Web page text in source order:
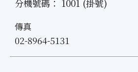
分機號碼： 1001 (掛號)
傳真
02-8964-5131